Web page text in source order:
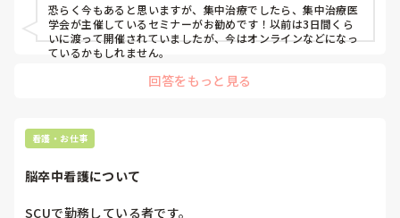
恐らく今もあると思いますが、集中治療でしたら、集中治療医
学会が主催しているセミナーがお勧めです！以前は3日間くら
いに渡って開催されていましたが、今はオンラインなどになっ
ているかもしれません。
回答をもっと見る
看護・お仕事
脳卒中看護について
SCUで勤務している者です。